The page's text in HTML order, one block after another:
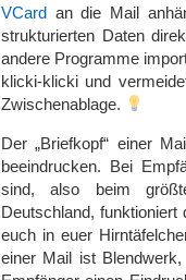
VCard an die Mail
strukturierten Daten
andere Programme
klicki-klicki und
Zwischenablage.
Der „Briefkopf“ einer
beeindrucken. Bei
sind, also beim
Deutschland,
euch in euer
einer Mail ist